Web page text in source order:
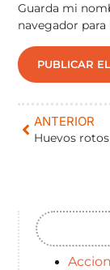
Guarda mi
navegador
ANTERIOR
Huevos